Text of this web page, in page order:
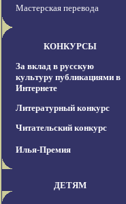
Мастерская перевода
КОНКУРСЫ
За вклад в русскую
культуру публикациями в
Интернете
Литературный конкурс
Читательский конкурс
Илья-Премия
ДЕТЯМ